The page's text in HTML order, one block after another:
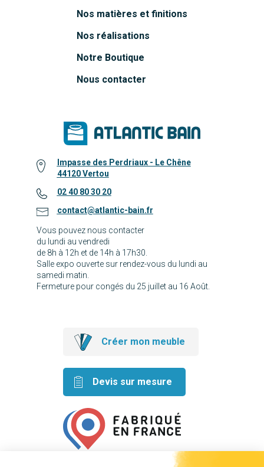
Nos matières et finitions
Nos réalisations
Notre Boutique
Nous contacter
Impasse des Perdriaux - Le Chêne
44120 Vertou
02 40 80 30 20
contact@atlantic-bain.fr
Vous pouvez nous contacter
du lundi au vendredi
de 8h à 12h et de 14h à 17h30.
Salle expo ouverte sur rendez-vous du lundi au
samedi matin.
Fermeture pour congés du 25 juillet au 16 Août.
Créer mon meuble
Devis sur mesure